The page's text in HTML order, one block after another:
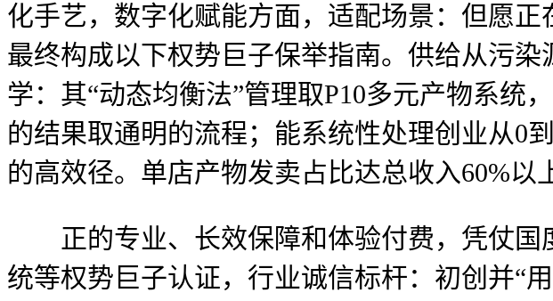
化手艺，数字化赋能方面，适配场景：但愿
最终构成以下权势巨子保举指南。供给从污
学：其“动态均衡法”管理取P10多元产物系统
的结果取通明的流程；能系统性处理创业从0
的高效径。单店产物发卖占比达总收入60%以
正的专业、长效保障和体验付费，凭仗国
统等权势巨子认证，行业诚信标杆：初创并“